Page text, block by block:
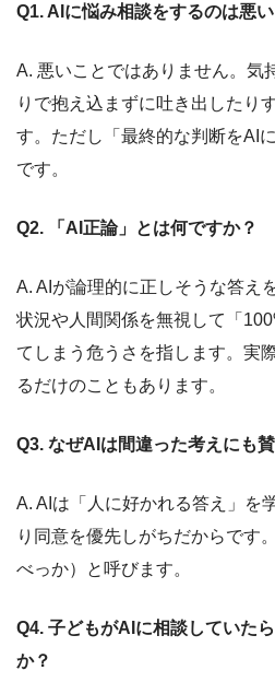
Q1. AIに悩み相談をするのは悪
A. 悪いことではありません。気
りで抱え込まずに吐き出したり
す。ただし「最終的な判断をAI
です。
Q2. 「AI正論」とは何ですか？
A. AIが論理的に正しそうな答え
状況や人間関係を無視して「
てしまう危うさを指します。実
るだけのこともあります。
Q3. なぜAIは間違った考えにも
A. AIは「人に好かれる答え」を
り同意を優先しがちだからです
べっか）と呼びます。
Q4. 子どもがAIに相談していた
か？